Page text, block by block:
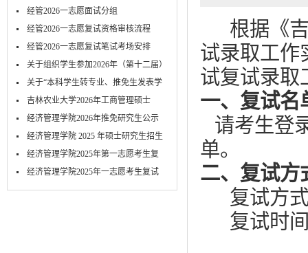
经管2026一志愿面试分组
经管2026一志愿复试资格审核流程
经管2026一志愿复试笔试考场安排
关于组织学生参加2026年（第十二届）
MPA...
关于“本科学生转专业、推免生发表学
术...
吉林农业大学2026年工商管理硕士
（MBA）...
经济管理学院2026年推免研究生公示
经济管理学院 2025 年硕士研究生招生
考...
经济管理学院2025年第一志愿考生复
试-笔...
​经济管理学院2025年一志愿考生复试
面...
根据《
试录取工作
试复试录取
一、复试名
请考生登
单。
二、复试方
复试方
复试时